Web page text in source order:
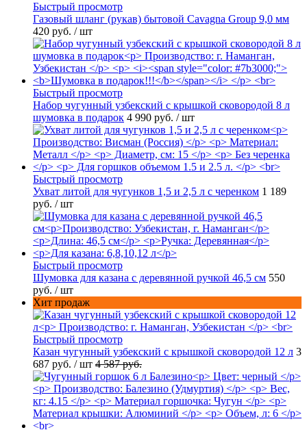
Быстрый просмотр
Газовый шланг (рукав) бытовой Cavagna Group 9,0 мм
420 руб. / шт
Быстрый просмотр
Набор чугунный узбекский с крышкой сковородой 8 л
шумовка в подарок 4 990 руб. / шт
Быстрый просмотр
Ухват литой для чугунков 1,5 и 2,5 л с черенком 1 189
руб. / шт
Быстрый просмотр
Шумовка для казана с деревянной ручкой 46,5 см 550
руб. / шт
Хит продаж
Быстрый просмотр
Казан чугунный узбекский с крышкой сковородой 12 л 3
687 руб. / шт 4 587 руб.